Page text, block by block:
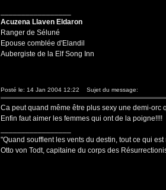
Acuzena Llaven Eldaron
Ranger de Séluné
Epouse comblée d'Elandil
Aubergiste de la Elf Song Inn
Posté le: 14 Jan 2004 12:22 Sujet du message:
Ca peut quand même être plus sexy une demi-orc
Enfin faut aimer les femmes qui ont de la poigne!!!!
"Quand soufflent les vents du destin, tout ce qui
Otto von Todt, capitaine du corps des